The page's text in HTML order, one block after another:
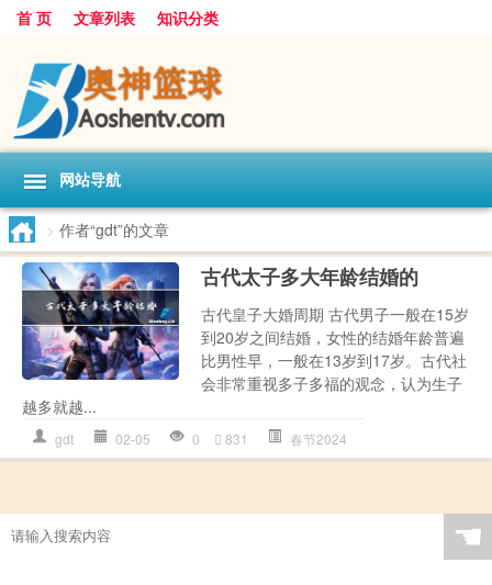
首 页 文章列表 知识分类
网站导航
> 作者“gdt”的文章
古代太子多大年龄结婚的
古代皇子大婚周期 古代男子一般在15岁
到20岁之间结婚，女性的结婚年龄普遍
比男性早，一般在13岁到17岁。古代社
会非常重视多子多福的观念，认为生子
越多就越...
gdt 02-05 0 831 春节2024
☚